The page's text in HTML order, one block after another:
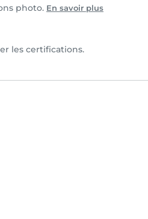
photo. En savoir plus
les certifications.